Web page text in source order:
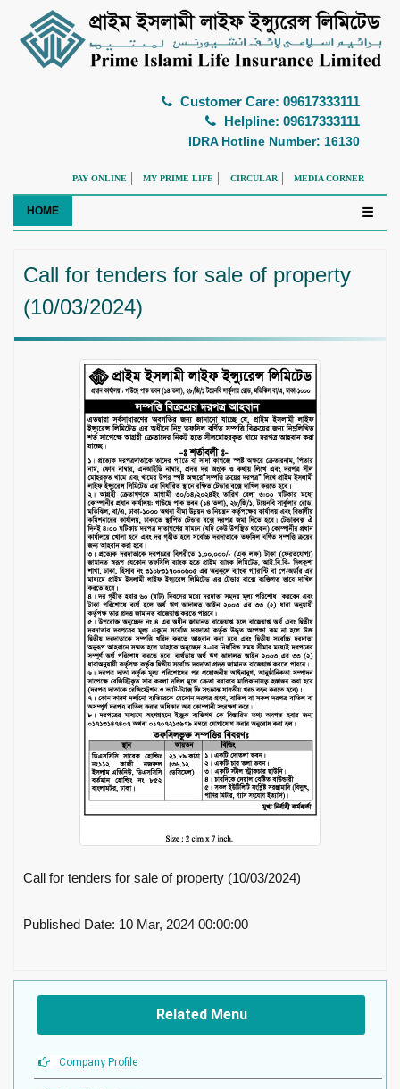
Customer Care: 09617333111
Helpline: 09617333111
IDRA Hotline Number: 16130
PAY ONLINE MY PRIME LIFE CIRCULAR MEDIA CORNER
HOME ☰
Call for tenders for sale of property
(10/03/2024)
Call for tenders for sale of property (10/03/2024)
Published Date: 10 Mar, 2024 00:00:00
Related Menu
Company Profile